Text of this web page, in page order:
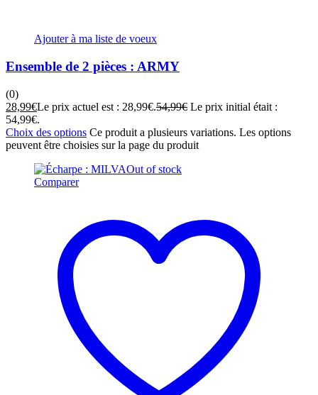
Ajouter à ma liste de voeux
Ensemble de 2 pièces : ARMY
(0)
28,99€Le prix actuel est : 28,99€.54,99€ Le prix initial était :
54,99€.
Choix des options Ce produit a plusieurs variations. Les options
peuvent être choisies sur la page du produit
Out of stock
Comparer